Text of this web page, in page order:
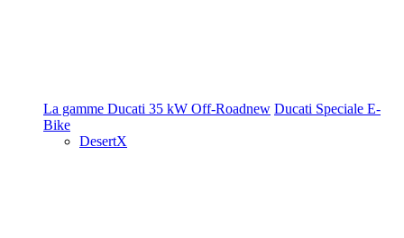
La gamme Ducati 35 kW Off-Roadnew Ducati Speciale E-
Bike
DesertX